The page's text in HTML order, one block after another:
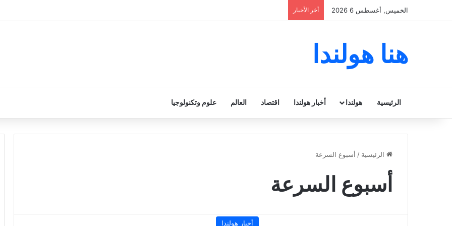
الخميس, أغسطس 6 2026 أخر الأخبار
هنا هولندا
الرئيسية هولندا أخبار هولندا اقتصاد العالم علوم وتكنولوجيا
الرئيسية / أسبوع السرعة
أسبوع السرعة
أخبار هولندا